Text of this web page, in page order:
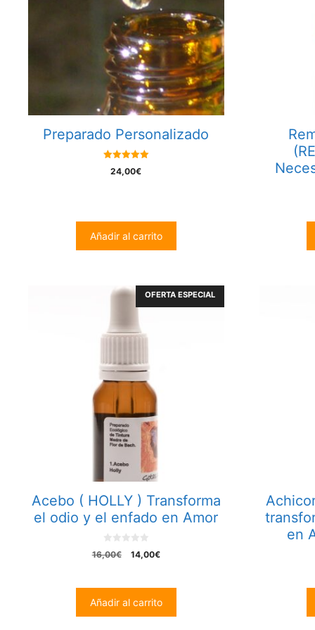
Preparado Personalizado
5.00
out of 5
24,00€
Añadir al carrito
OFERTA ESPECIAL
Acebo ( HOLLY ) Transforma
el odio y el enfado en Amor
0
o
5
16,00€
El
16,00€.
14,00€El
14,00€.
Añadir al carrito
en